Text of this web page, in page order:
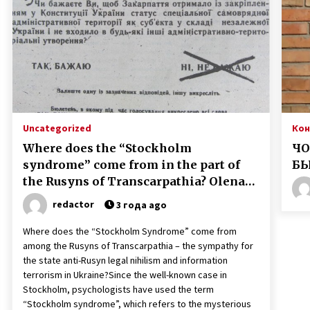
достаточным !”
3 года ago
Звернення 2-го Європейського
Конгресу Підкарпатських Русинів
від 25-го жовтня 2008 р. до
депутатів Закарпатської обласної
ради (фотокопія документу, том
8 стор. 100 кримінальної справи)
Презентація нового видання
Валерій Падяк, 09.12.2023, Ужгород
3 года ago
Uncategorized
Where does the “Stockholm
syndrome” come from in the part of
the Rusyns of Transcarpathia? Olena
Rusin.redactor 3 года ago
Where does the “Stockholm Syndrome” come from
among the Rusyns of Transcarpathia – the sympathy for
the state anti-Rusyn legal nihilism and information
terrorism in Ukraine?Since the well-known case in
Stockholm, psychologists have used the term
“Stockholm syndrome”, which refers to the mysterious